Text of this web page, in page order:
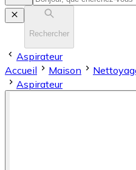
Rechercher
Aspirateur
Accueil
Maison
Aspirateur